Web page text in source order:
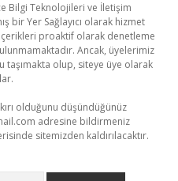
Bilgi Teknolojileri ve İletişim
bir Yer Sağlayıcı olarak hizmet
proaktif olarak denetleme
Ancak, üyelerimiz
taşımakta olup, siteye üye olarak
olduğunu düşündüğünüz
adresine bildirmeniz
sitemizden kaldırılacaktır.